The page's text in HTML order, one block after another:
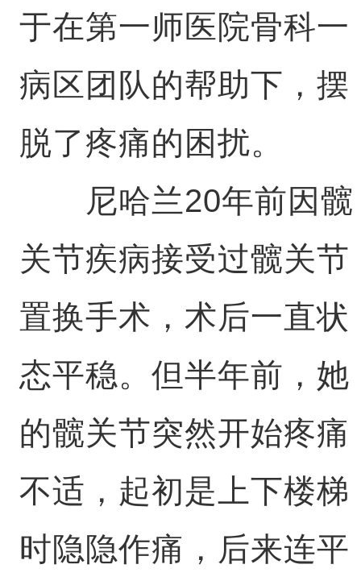
于在第一师医院骨科一
病区团队的帮助下，摆
脱了疼痛的困扰。
尼哈兰20年前因髋
关节疾病接受过髋关节
置换手术，术后一直状
态平稳。但半年前，她
的髋关节突然开始疼痛
不适，起初是上下楼梯
时隐隐作痛，后来连平